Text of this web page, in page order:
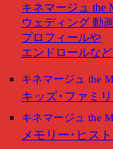
キネマージュ the
ウェディング 動
プロフィールや
エンドロールな
キネマージュ the
キッズ･ファミ
キネマージュ the
メモリー･ヒス